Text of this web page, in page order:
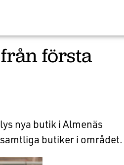
första
nya butik i Almenäs
butiker i området.